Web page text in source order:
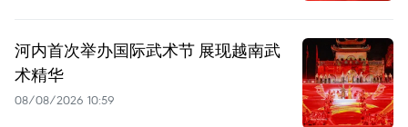
河内首次举办国际武术节 展现越南武
术精华
08/08/2026 10:59